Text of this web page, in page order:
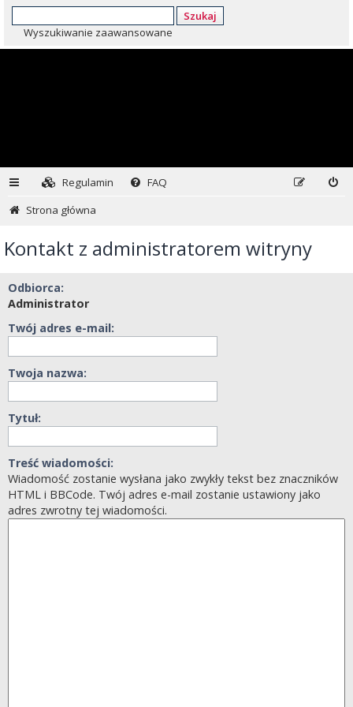
Szukaj
Wyszukiwanie zaawansowane
Regulamin
FAQ
Strona główna
Kontakt z administratorem witryny
Odbiorca:
Administrator
Twój adres e-mail:
Twoja nazwa:
Tytuł:
Treść wiadomości:
Wiadomość zostanie wysłana jako zwykły tekst bez znaczników
HTML i BBCode. Twój adres e-mail zostanie ustawiony jako
adres zwrotny tej wiadomości.